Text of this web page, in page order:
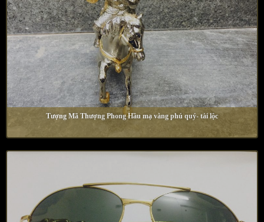
Tượng Mã Thượng Phong Hầu mạ vàng phú quý- tài lộc